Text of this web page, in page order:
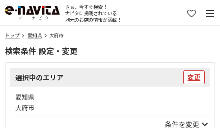
さぁ、今すぐ検索！
ナビタに掲載されている
地元のお店の情報が満載！
トップ 愛知県 大府市
検索条件 設定・変更
選択中のエリア 変更
愛知県
大府市
条件を変更